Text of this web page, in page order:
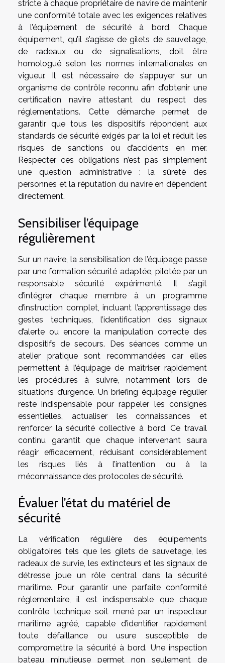
stricte à chaque propriétaire de navire de maintenir
une conformité totale avec les exigences relatives
à l’équipement de sécurité à bord. Chaque
équipement, qu’il s’agisse de gilets de sauvetage,
de radeaux ou de signalisations, doit être
homologué selon les normes internationales en
vigueur. Il est nécessaire de s’appuyer sur un
organisme de contrôle reconnu afin d’obtenir une
certification navire attestant du respect des
réglementations. Cette démarche permet de
garantir que tous les dispositifs répondent aux
standards de sécurité exigés par la loi et réduit les
risques de sanctions ou d’accidents en mer.
Respecter ces obligations n’est pas simplement
une question administrative : la sûreté des
personnes et la réputation du navire en dépendent
directement.
Sensibiliser l’équipage
régulièrement
Sur un navire, la sensibilisation de l’équipage passe
par une formation sécurité adaptée, pilotée par un
responsable sécurité expérimenté. Il s’agit
d’intégrer chaque membre à un programme
d’instruction complet, incluant l’apprentissage des
gestes techniques, l’identification des signaux
d’alerte ou encore la manipulation correcte des
dispositifs de secours. Des séances comme un
atelier pratique sont recommandées car elles
permettent à l’équipage de maîtriser rapidement
les procédures à suivre, notamment lors de
situations d’urgence. Un briefing équipage régulier
reste indispensable pour rappeler les consignes
essentielles, actualiser les connaissances et
renforcer la sécurité collective à bord. Ce travail
continu garantit que chaque intervenant saura
réagir efficacement, réduisant considérablement
les risques liés à l’inattention ou à la
méconnaissance des protocoles de sécurité.
Évaluer l’état du matériel de
sécurité
La vérification régulière des équipements
obligatoires tels que les gilets de sauvetage, les
radeaux de survie, les extincteurs et les signaux de
détresse joue un rôle central dans la sécurité
maritime. Pour garantir une parfaite conformité
réglementaire, il est indispensable que chaque
contrôle technique soit mené par un inspecteur
maritime agréé, capable d’identifier rapidement
toute défaillance ou usure susceptible de
compromettre la sécurité à bord. Une inspection
bateau minutieuse permet non seulement de